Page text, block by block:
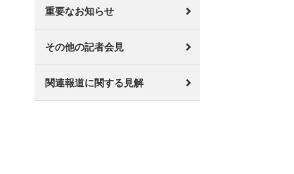
重要なお知らせ
その他の記者会見
関連報道に関する見解